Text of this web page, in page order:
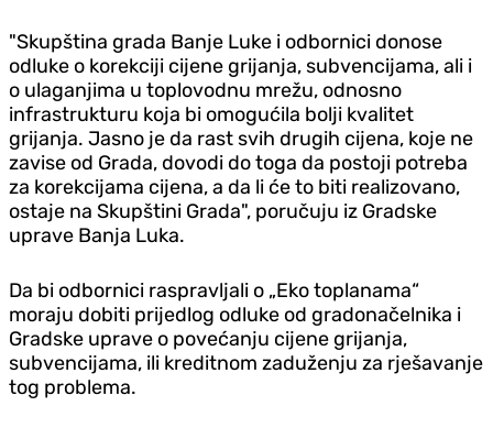
"Skupština grada Banje Luke i odbornici donose
odluke o korekciji cijene grijanja, subvencijama, ali i
o ulaganjima u toplovodnu mrežu, odnosno
infrastrukturu koja bi omogućila bolji kvalitet
grijanja. Jasno je da rast svih drugih cijena, koje ne
zavise od Grada, dovodi do toga da postoji potreba
za korekcijama cijena, a da li će to biti realizovano,
ostaje na Skupštini Grada", poručuju iz Gradske
uprave Banja Luka.
Da bi odbornici raspravljali o „Eko toplanama“
moraju dobiti prijedlog odluke od gradonačelnika i
Gradske uprave o povećanju cijene grijanja,
subvencijama, ili kreditnom zaduženju za rješavanje
tog problema.